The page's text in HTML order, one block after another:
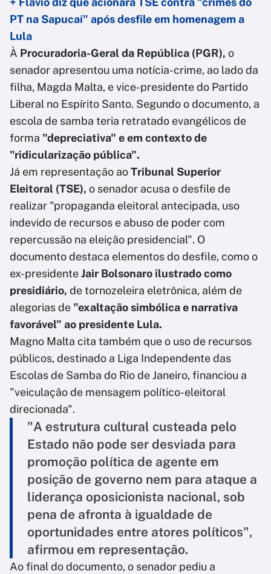
PT na Sapucaí" após desfile em homenagem a
Lula
À Procuradoria-Geral da República (PGR), o
senador apresentou uma notícia-crime, ao lado da
filha, Magda Malta, e vice-presidente do Partido
Liberal no Espírito Santo. Segundo o documento, a
escola de samba teria retratado evangélicos de
forma "depreciativa" e em contexto de
"ridicularização pública".
Já em representação aoTribunal Superior
Eleitoral (TSE), o senador acusa o desfile de
realizar "propaganda eleitoral antecipada, uso
indevido de recursos e abuso de poder com
repercussão na eleição presidencial". O
documento destaca elementos do desfile, como o
ex-presidenteJair Bolsonaro ilustrado como
presidiário, de tornozeleira eletrônica, além de
alegorias de "exaltação simbólica e narrativa
favorável" ao presidente Lula.
Magno Malta cita também que o uso de recursos
públicos, destinado a Liga Independente das
Escolas de Samba do Rio de Janeiro, financiou a
"veiculação de mensagem político-eleitoral
direcionada".
"A estrutura cultural custeada pelo
Estado não pode ser desviada para
promoção política de agente em
posição de governo nem para ataque a
liderança oposicionista nacional, sob
pena de afronta à igualdade de
oportunidades entre atores políticos",
afirmou em representação.
Ao final do documento, o senador pediu a